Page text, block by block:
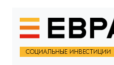
СОЦИАЛЬНЫЕ ИНВЕСТИЦИИ